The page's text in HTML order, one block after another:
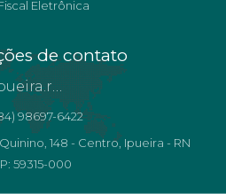
Eletrônica
de contato
98697-6422
148 - Centro, Ipueira - RN
59315-000